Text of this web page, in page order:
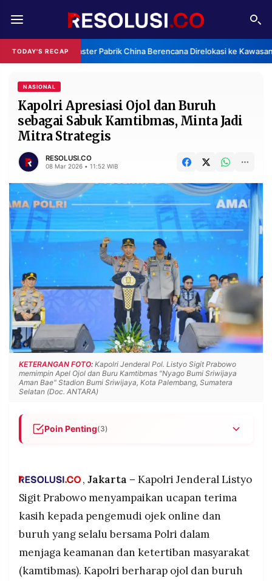
TODAY'S RECAPKlaster Pabrik China Berencana Direlokasi ke
REDAKSI TENTANG
RESOLUSI IKLAN
RUBRIKASI
EDITORIAL AKSARA
FINANSIA PERSONA
DAERAH NASIONAL
MANCA SPORT
INFORMASI
PRIVACY
POLICY
BERITA
WARGA
INFORMASI
IKLAN TULISAN
PENGADUAN TERM
OF
SERVICE
KAMI
PT.
MEDIA
PRAMUDITA
NASIONAL
Kapolri Apresiasi Ojol dan Buruh
sebagai Sabuk Kamtibmas, Minta Jadi
Mitra Strategis
RESOLUSI.CO
08 Mar 2026 • 11:52 WIB
KETERANGAN FOTO: Kapolri Jenderal Pol. Listyo Sigit Prabowo
memimpin Apel Ojol dan Buru Kamtibmas "Nyago Bumi Sriwijaya
Aman Bae" Stadion Bumi Sriwijaya, Kota Palembang, Sumatera
Selatan (Doc. ANTARA)
Poin Penting(3)
senantiasa membersamai Polri jaga kamtibmas
Sriwijaya Palembang (8/3/2026), minta keduanya
terus jadi "sabuk kamtibmas" yang jadi pelopor
dan teladan jaga ketertiban dan keamanan
Kapolri minta ojol dan buruh jadikan Polri sebagai
sahabat dan mitra strategis jaga stabilitas
kamtibmas untuk dukung visi Indonesia Emas
, Jakarta – Kapolri Jenderal Listyo
Sigit Prabowo menyampaikan ucapan terima
kasih kepada pengemudi ojek online dan
buruh yang selalu bersama Polri dalam
menjaga keamanan dan ketertiban masyarakat
(kamtibmas). Kapolri berharap ojol dan buruh